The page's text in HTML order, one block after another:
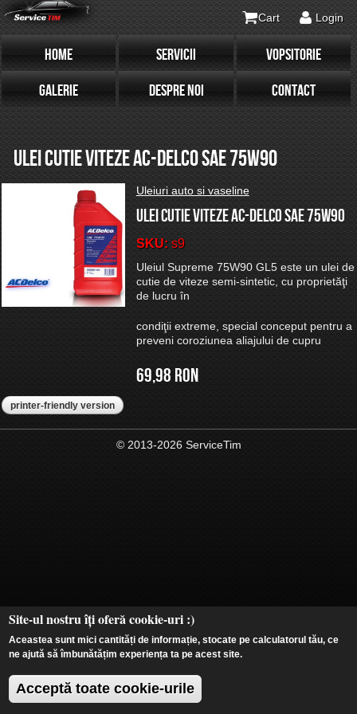
Cart Login
HOME SERVICII
VOPSITORIE
GALERIE
DESPRE NOI CONTACT
ULEI CUTIE VITEZE AC-DELCO SAE 75W90
Uleiuri auto si vaseline
Ulei cutie viteze AC-DELCO SAE 75W90
SKU:s9
Uleiul Supreme 75W90 GL5 este un ulei de
cutie de viteze semi-sintetic, cu proprietăţi
de lucru în
condiţii extreme, special conceput pentru a
preveni coroziunea aliajului de cupru
69,98 RON
printer-friendly version
© 2013-2026 ServiceTim
Site-ul nostru îți oferă cookie-uri :)
Aceastea sunt mici cantități de informație, stocate pe calculatorul tău, ce
ne ajută să îmbunătățim experiența ta pe acest site.
Acceptă toate cookie-urile